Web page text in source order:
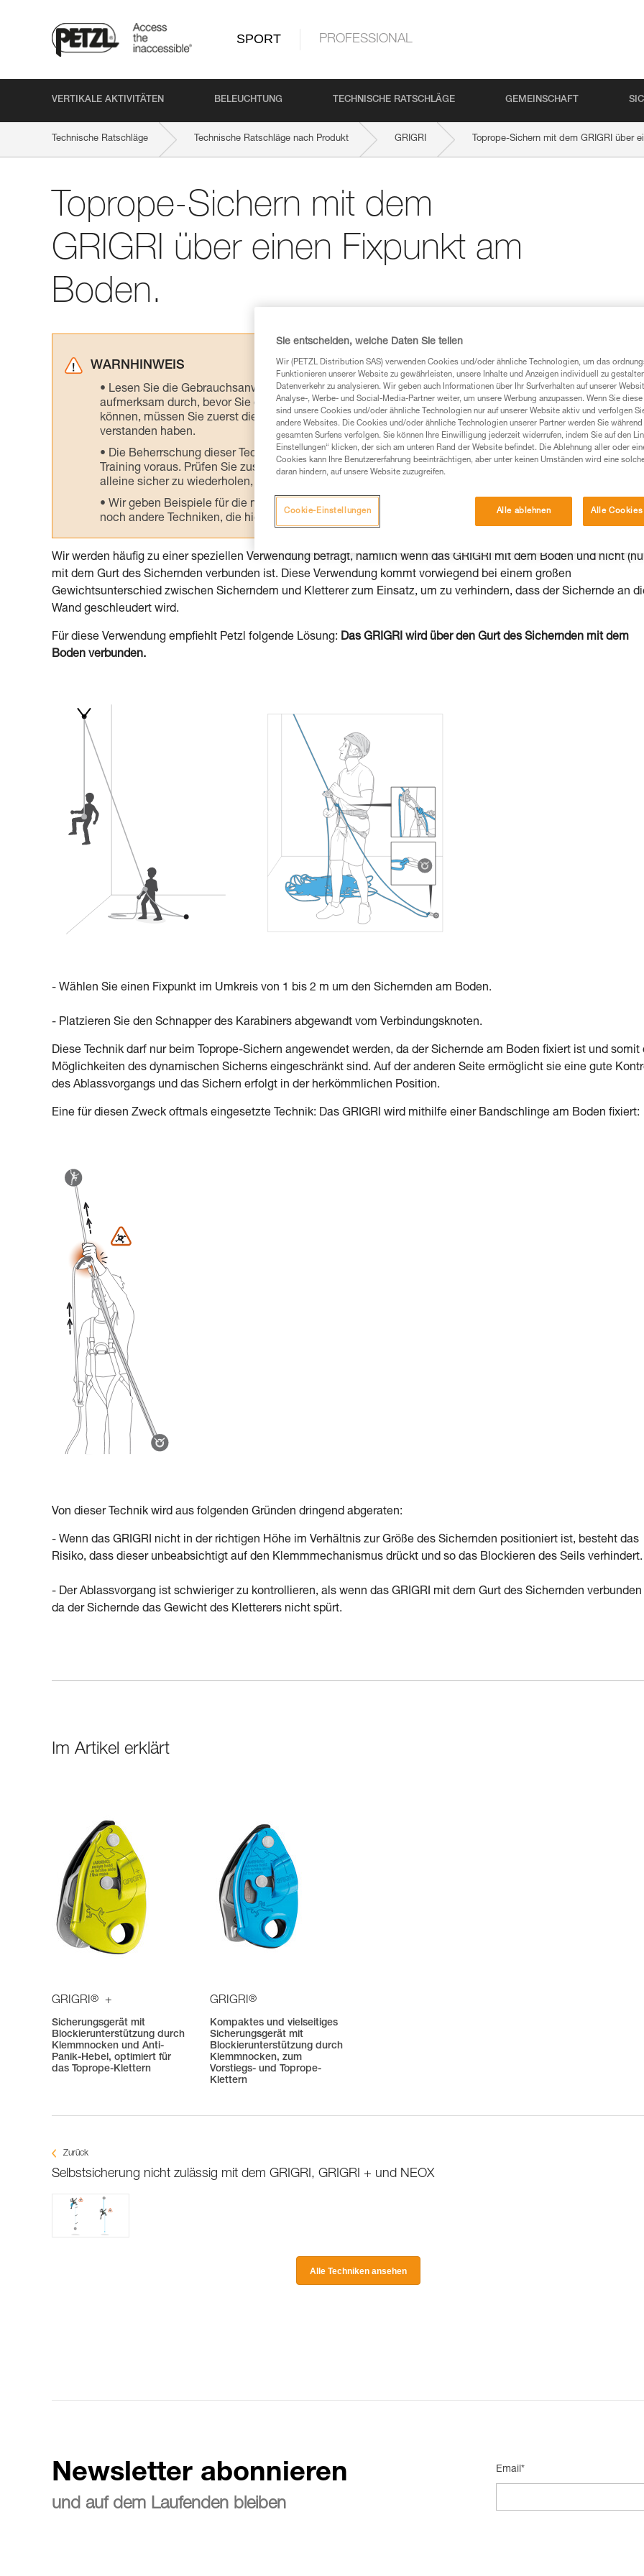
SPORT PROFESSIONAL
VERTIKALE AKTIVITÄTEN BELEUCHTUNG TECHNISCHE RATSCHLÄGE GEMEINSCHAFT
Technische Ratschläge Technische Ratschläge nach Produkt GRIGRI Toprope-Sichern mit dem GRIGRI über
Toprope-Sichern mit dem
GRIGRI über einen Fixpunkt am
Boden.
WARNHINWEIS
Lesen Sie die Gebrauchsanweisungen der Produkte, um die es in diesem Tech Tipp geht,
aufmerksam durch, bevor Sie diesen zu Rate ziehen. Um diese Zusatzinformationen verstehen zu
können, müssen Sie zuerst die in der Gebrauchsanweisung enthaltenen Informationen richtig
verstanden haben.
Die Beherrschung dieser Techniken setzt eine entsprechende Ausbildung und ein spezielles
Training voraus. Prüfen Sie zusammen mit einem Profi, ob Sie in der Lage sind, den Vorgang
alleine sicher zu wiederholen, bevor Sie ihn eigenständig durchführen.
Wir geben Beispiele für die mit Ihrer Aktivität verbundenen Techniken. Möglicherweise gibt es
noch andere Techniken, die hier nicht beschrieben werden.
Wir werden häufig zu einer speziellen Verwendung befragt, nämlich wenn das GRIGRI mit dem Boden und nicht
mit dem Gurt des Sichernden verbunden ist. Diese Verwendung kommt vorwiegend bei einem großen
Gewichtsunterschied zwischen Sicherndem und Kletterer zum Einsatz, um zu verhindern, dass der Sichernde an
Wand geschleudert wird.
Für diese Verwendung empfiehlt Petzl folgende Lösung: Das GRIGRI wird über den Gurt des Sichernden mit dem
Boden verbunden.
- Wählen Sie einen Fixpunkt im Umkreis von 1 bis 2 m um den Sichernden am Boden.
- Platzieren Sie den Schnapper des Karabiners abgewandt vom Verbindungsknoten.
Diese Technik darf nur beim Toprope-Sichern angewendet werden, da der Sichernde am Boden fixiert ist und somit
Möglichkeiten des dynamischen Sicherns eingeschränkt sind. Auf der anderen Seite ermöglicht sie eine gute
des Ablassvorgangs und das Sichern erfolgt in der herkömmlichen Position.
Eine für diesen Zweck oftmals eingesetzte Technik: Das GRIGRI wird mithilfe einer Bandschlinge am Boden fixiert:
Von dieser Technik wird aus folgenden Gründen dringend abgeraten:
- Wenn das GRIGRI nicht in der richtigen Höhe im Verhältnis zur Größe des Sichernden positioniert ist, besteht das
Risiko, dass dieser unbeabsichtigt auf den Klemmmechanismus drückt und so das Blockieren des Seils verhindert.
- Der Ablassvorgang ist schwieriger zu kontrollieren, als wenn das GRIGRI mit dem Gurt des Sichernden verbunden
da der Sichernde das Gewicht des Kletterers nicht spürt.
Im Artikel erklärt
GRIGRI® +
Sicherungsgerät mit
Blockierunterstützung durch
Klemmnocken und Anti-
Panik-Hebel, optimiert für
das Toprope-Klettern
GRIGRI®
Kompaktes und vielseitiges
Sicherungsgerät mit
Blockierunterstützung durch
Klemmnocken, zum
Vorstiegs- und Toprope-
Klettern
Zurück
Selbstsicherung nicht zulässig mit dem GRIGRI, GRIGRI + und NEOX
Alle Techniken ansehen
Newsletter abonnieren
und auf dem Laufenden bleiben
Email*
Sie entscheiden, welche Daten Sie teilen
Wir (PETZL Distribution SAS) verwenden Cookies und/oder ähnliche Technologien, um das
Funktionieren unserer Website zu gewährleisten, unsere Inhalte und Anzeigen individuell zu
Datenverkehr zu analysieren. Wir geben auch Informationen über Ihr Surfverhalten auf unserer
Analyse-, Werbe- und Social-Media-Partner weiter, um unsere Werbung anzupassen. Wenn Sie
sind unsere Cookies und/oder ähnliche Technologien nur auf unserer Website aktiv und verfolgen
andere Websites. Die Cookies und/oder ähnliche Technologien unserer Partner werden Sie während
gesamten Surfens verfolgen. Sie können Ihre Einwilligung jederzeit widerrufen, indem Sie auf den
Einstellungen“ klicken, der sich am unteren Rand der Website befindet. Die Ablehnung aller oder
Cookies kann Ihre Benutzererfahrung beeinträchtigen, aber unter keinen Umständen wird eine
daran hindern, auf unsere Website zuzugreifen.
Alle ablehnen Alle
Cookie-Einstellungen